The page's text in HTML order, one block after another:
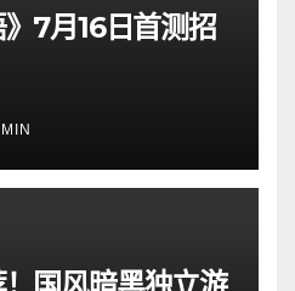
》7月16日首测招